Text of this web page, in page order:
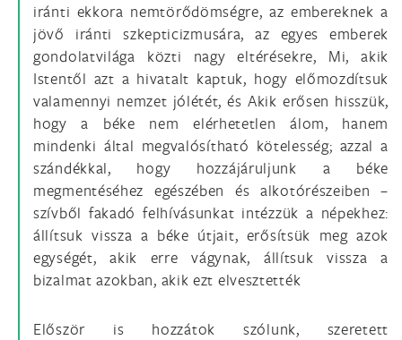
iránti ekkora nemtörődömségre, az embereknek a
jövő iránti szkepticizmusára, az egyes emberek
gondolatvilága közti nagy eltérésekre, Mi, akik
Istentől azt a hivatalt kaptuk, hogy előmozdítsuk
valamennyi nemzet jólétét, és Akik erősen hisszük,
hogy a béke nem elérhetetlen álom, hanem
mindenki által megvalósítható kötelesség; azzal a
szándékkal, hogy hozzájáruljunk a béke
megmentéséhez egészében és alkotórészeiben –
szívből fakadó felhívásunkat intézzük a népekhez:
állítsuk vissza a béke útjait, erősítsük meg azok
egységét, akik erre vágynak, állítsuk vissza a
bizalmat azokban, akik ezt elvesztették
Először is hozzátok szólunk, szeretett